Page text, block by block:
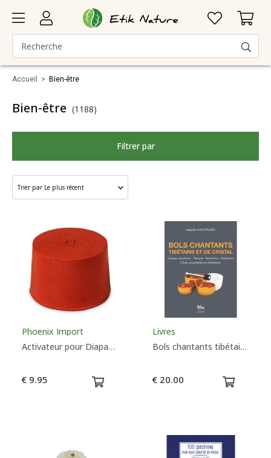
Accueil > Bien-être
Bien-être (1188)
Filtrer par
Santé
Catégorie
Taille
Couleurs
Phoenix Import
Activateur pour Diapason
€ 9.95
Livres
Bols chantants tibétains et de cristal - Isabelle Haugmard
€ 20.00